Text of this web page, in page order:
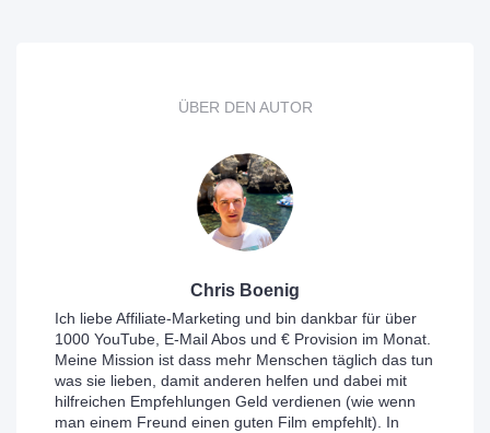
ÜBER DEN AUTOR
Chris Boenig
Ich liebe Affiliate-Marketing und bin dankbar für über
1000 YouTube, E-Mail Abos und € Provision im Monat.
Meine Mission ist dass mehr Menschen täglich das tun
was sie lieben, damit anderen helfen und dabei mit
hilfreichen Empfehlungen Geld verdienen (wie wenn
man einem Freund einen guten Film empfehlt). In